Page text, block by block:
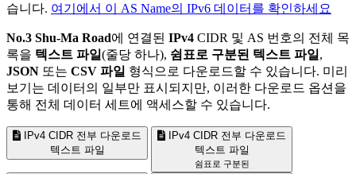
습니다. 여기에서 이 AS Name의 IPv6 데이터를 확인하세요
No.3 Shu-Ma Road에 연결된 IPv4 CIDR 및 AS 번호의 전체 목
록을 텍스트 파일(줄당 하나), 쉼표로 구분된 텍스트 파일 ,
JSON 또는 CSV 파일 형식으로 다운로드할 수 있습니다. 미리
보기는 데이터의 일부만 표시되지만, 이러한 다운로드 옵션을
통해 전체 데이터 세트에 액세스할 수 있습니다.
IPv4 CIDR 전부 다운로드
텍스트 파일
IPv4 CIDR 전부 다운로드
텍스트 파일
쉼표로 구분된